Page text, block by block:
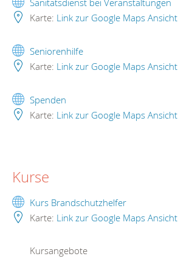
Karte: Link zur Google Maps Ansicht
Seniorenhilfe
Karte: Link zur Google Maps Ansicht
Spenden
Karte: Link zur Google Maps Ansicht
Kurse
Kurs Brandschutzhelfer
Karte: Link zur Google Maps Ansicht
Kursangebote